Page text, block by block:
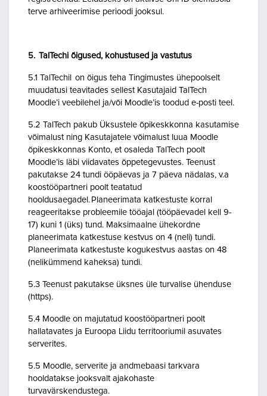
terve arhiveerimise perioodi jooksul.
5. TalTechi õigused, kohustused ja vastutus
5.1 TalTechil on õigus teha Tingimustes ühepoolselt
muudatusi teavitades sellest Kasutajaid TalTech
Moodle’i veebilehel ja/või Moodle’is toodud e-posti teel.
5.2 TalTech pakub Üksustele õpikeskkonna kasutamise
võimalust ning Kasutajatele võimalust luua Moodle
õpikeskkonnas Konto, et osaleda TalTech poolt
Moodle’is läbi viidavates õppetegevustes. Teenust
pakutakse 24 tundi ööpäevas ja 7 päeva nädalas, v.a
koostööpartneri poolt teatatud
hooldusaegadel. Planeerimata katkestuste korral
reageeritakse probleemile tööajal (tööpäevadel kell 9-
17) kuni 1 (üks) tund. Maksimaalne ühekordne
planeerimata katkestuse kestvus on 4 (neli) tundi.
Planeerimata katkestuste kogukestvus aastas on 48
(nelikümmend kaheksa) tundi.
5.3 Teenust pakutakse üksnes üle turvalise ühenduse
(https).
5.4 Moodle on majutatud koostööpartneri poolt
hallatavates ja Euroopa Liidu territooriumil asuvates
serverites.
5.5 Moodle, serverite ja andmebaasi tarkvara
hooldatakse jooksvalt ajakohaste
turvavärskendustega.